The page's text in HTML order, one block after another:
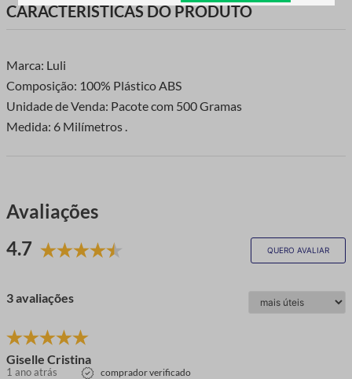
CARACTERÍSTICAS DO PRODUTO
Marca: Luli
Composição: 100% Plástico ABS
Unidade de Venda: Pacote com 500 Gramas
Medida: 6 Milímetros .
Avaliações
4.7
QUERO AVALIAR
3 avaliações
Giselle Cristina
1 ano atrás comprador verificado